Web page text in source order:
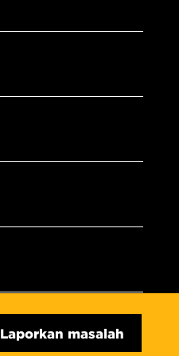
Laporkan masalah